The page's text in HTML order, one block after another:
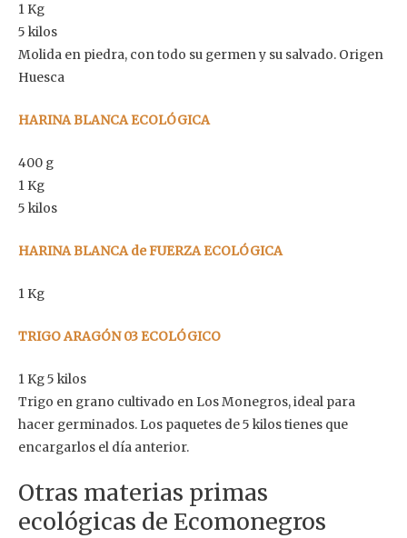
1 Kg
5 kilos
Molida en piedra, con todo su germen y su salvado. Origen
Huesca
HARINA BLANCA ECOLÓGICA
400 g
1 Kg
5 kilos
HARINA BLANCA de FUERZA ECOLÓGICA
1 Kg
TRIGO ARAGÓN 03 ECOLÓGICO
1 Kg 5 kilos
Trigo en grano cultivado en Los Monegros, ideal para
hacer germinados. Los paquetes de 5 kilostienes que
encargarlos el día anterior.
Otras materias primas
ecológicas de Ecomonegros